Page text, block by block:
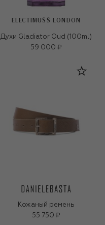
ELECTIMUSS LONDON
Духи Gladiator Oud (100ml)
59 000 ₽
Кожаный ремень
55 750 ₽